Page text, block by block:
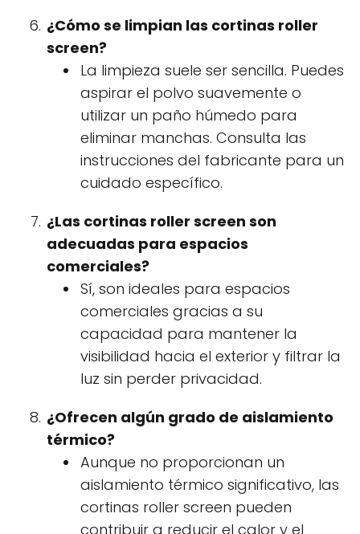
¿Cómo se limpian las cortinas roller
screen?
La limpieza suele ser sencilla. Puedes
aspirar el polvo suavemente o
utilizar un paño húmedo para
eliminar manchas. Consulta las
instrucciones del fabricante para un
cuidado específico.
¿Las cortinas roller screen son
adecuadas para espacios
comerciales?
Sí, son ideales para espacios
comerciales gracias a su
capacidad para mantener la
visibilidad hacia el exterior y filtrar la
luz sin perder privacidad.
¿Ofrecen algún grado de aislamiento
térmico?
Aunque no proporcionan un
aislamiento térmico significativo, las
cortinas roller screen pueden
contribuir a reducir el calor y el